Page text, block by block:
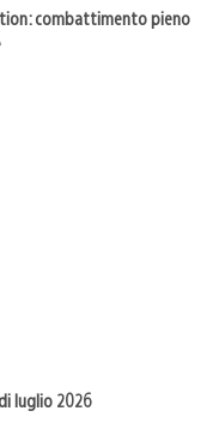
combattimento pieno
luglio 2026